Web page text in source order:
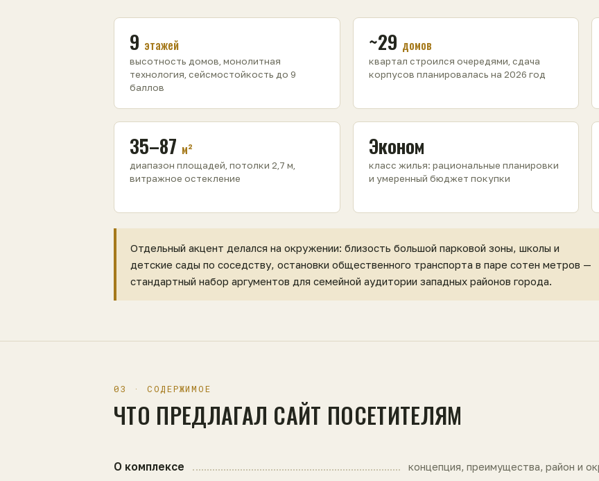
9 этажей
высотность домов, монолитная
технология, сейсмостойкость до 9
баллов
~29 домов
квартал строился очередями, сдача
корпусов планировалась на 2026 год
35–87 м²
диапазон площадей, потолки 2,7 м,
витражное остекление
Эконом
класс жилья: рациональные планировки
и умеренный бюджет покупки
Отдельный акцент делался на окружении: близость большой парковой зоны, школы и
детские сады по соседству, остановки общественного транспорта в паре сотен метров —
стандартный набор аргументов для семейной аудитории западных районов города.
03 · СОДЕРЖИМОЕ
ЧТО ПРЕДЛАГАЛ САЙТ ПОСЕТИТЕЛЯМ
О комплексе концепция, преимущества, район и